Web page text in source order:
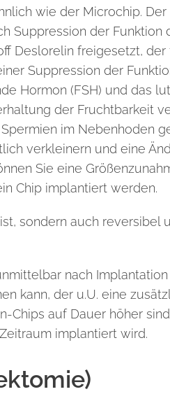
wie der Microchip. Der
Suppression der Funktion
Deslorelin freigesetzt, der
Suppression der
Hormon (FSH) und das
der Fruchtbarkeit
im Nebenhoden
verkleinern und eine
Sie eine
Chip implantiert werden.
sondern auch reversibel
nach
kann, der u.U. eine
Chips auf Dauer höher
implantiert wird.